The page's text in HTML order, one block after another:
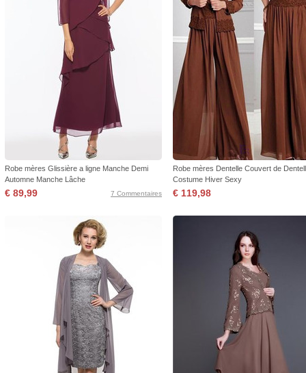
Robe mères Glissière a ligne Manche Demi
Automne Manche Lâche
€ 89,99 7 Commentaires
Robe mères Dentelle Couvert de
Costume Hiver Sexy
€ 119,98